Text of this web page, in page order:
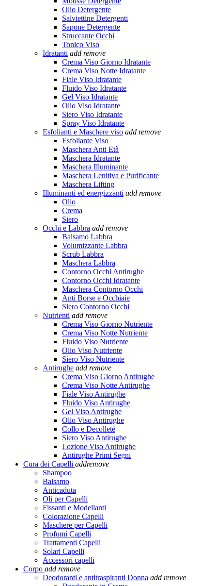
Olio Detergente
Salviettine Detergenti
Sapone Detergente
Struccante Occhi
Tonico Viso
Idratanti add remove
Crema Viso Giorno Idratante
Crema Viso Notte Idratante
Fiale Viso Idratante
Fluido Viso Idratante
Gel Viso Idratante
Olio Viso Idratante
Siero Viso Idratante
Spray Viso Idratante
Esfolianti e Maschere viso add remove
Esfoliante Viso
Maschera Anti Età
Maschera Idratante
Maschera Illuminante
Maschera Lenitiva e Purificante
Maschera Lifting
Illuminanti ed energizzanti add remove
Olio
Crema
Siero
Occhi e Labbra add remove
Balsamo Labbra
Volumizzante Labbra
Scrub Labbra
Maschera Labbra
Contorno Occhi Antirughe
Contorno Occhi Idratante
Maschera Contorno Occhi
Anti Borse e Occhiaie
Siero Contorno Occhi
Nutrienti add remove
Crema Viso Giorno Nutriente
Crema Viso Notte Nutriente
Fluido Viso Nutriente
Olio Viso Nutriente
Siero Viso Nutriente
Antirughe add remove
Crema Viso Giorno Antirughe
Crema Viso Notte Antirughe
Fiale Viso Antirughe
Fluido Viso Antirughe
Gel Viso Antirughe
Olio Viso Antirughe
Collo e Decolleté
Siero Viso Antirughe
Lozione Viso Antirughe
Antirughe Primi Segni
Cura dei Capelli addremove
Shampoo
Balsamo
Anticaduta
Oli per Capelli
Fissanti e Modellanti
Colorazione Capelli
Maschere per Capelli
Profumi Capelli
Trattamenti Capelli
Solari Capelli
Accessori capelli
Corpo add remove
Deodoranti e antitraspiranti Donna add remove